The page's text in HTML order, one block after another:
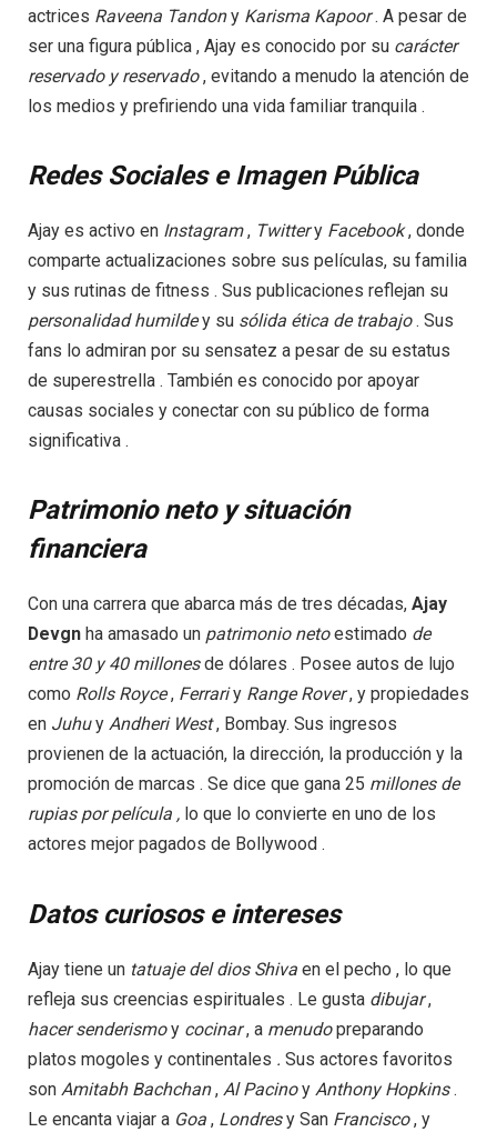
actrices Raveena Tandony Karisma Kapoor. A pesar de
ser una figura pública , Ajay es conocido por su carácter
reservado y reservado, evitando a menudo la atención de
los medios y prefiriendo una vida familiar tranquila .
Redes Sociales e Imagen Pública
Ajay es activo en Instagram, Twittery Facebook, donde
comparte actualizaciones sobre sus películas, su familia
y sus rutinas de fitness . Sus publicaciones reflejan su
personalidadhumildey su sólida ética de trabajo. Sus
fans lo admiran por su sensatez a pesar de su estatus
de superestrella . También es conocido por apoyar
causas sociales y conectar con su público de forma
significativa .
Patrimonio neto y situación
financiera
Con una carrera que abarca más de tres décadas, Ajay
Devgn ha amasado un patrimonio netoestimado de
entre 30 y 40 millonesde dólares . Posee autos de lujo
como Rolls Royce, Ferrariy RangeRover, y propiedades
en Juhuy Andheri West, Bombay. Sus ingresos
provienen de la actuación, la dirección, la producción y la
promoción de marcas . Se dice que gana 25 millones de
rupias porpelícula , lo que lo convierte en uno de los
actores mejor pagados de Bollywood .
Datos curiosos e intereses
Ajay tiene un tatuaje del dios Shiva en el pecho , lo que
refleja sus creencias espirituales . Le gusta dibujar,
hacer senderismoy cocinar, a menudopreparando
platos mogoles y continentales . Sus actores favoritos
son Amitabh Bachchan, AlPacinoy AnthonyHopkins.
Le encanta viajar a Goa , Londresy San Francisco, y